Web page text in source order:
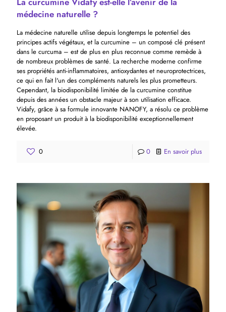
médecine naturelle ?
La médecine naturelle utilise depuis longtemps le potentiel des
principes actifs végétaux, et la curcumine – un composé clé présent
dans le curcuma – est de plus en plus reconnue comme remède à
de nombreux problèmes de santé. La recherche moderne confirme
ses propriétés anti-inflammatoires, antioxydantes et neuroprotectrices,
ce qui en fait l'un des compléments naturels les plus prometteurs.
Cependant, la biodisponibilité limitée de la curcumine constitue
depuis des années un obstacle majeur à son utilisation efficace.
Vidafy, grâce à sa formule innovante NANOFY, a résolu ce problème
en proposant un produit à la biodisponibilité exceptionnellement
élevée.
0 0 En savoir plus